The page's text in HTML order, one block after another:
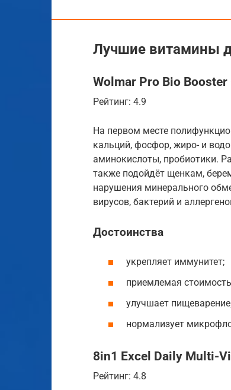
Лучшие витамины
Wolmar Pro Bio Booster
Рейтинг: 4.9
На первом месте
кальций, фосфор, жиро- и
аминокислоты, пробиотики.
также подойдёт щенкам,
нарушения минерального
вирусов, бактерий и
Достоинства
укрепляет иммунитет;
приемлемая
улучшает
нормализует
8in1 Excel Daily Multi-
Рейтинг: 4.8